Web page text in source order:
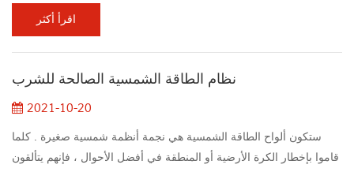
المباشر) إلى طاقة التيار المتردد (التيار المتردد) التي قد تستخدمها أجهزتك
لذلك ، يتم إنتاج طاقة أكثر بكثير في أمسية دافئة مما أنت عليه في أمسية
علي...
اقرأ أكثر
نظام الطاقة الشمسية الصالحة للشرب
2021-10-20
ستكون ألواح الطاقة الشمسية هي نجمة أنظمة شمسية صغيرة . كلما
قاموا بإخطار الكرة الأرضية أو المنطقة في أفضل الأحوال ، فإنهم يتألقون